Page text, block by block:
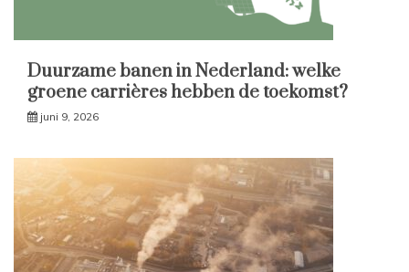
Duurzame banen in Nederland: welke
groene carrières hebben de toekomst?
juni 9, 2026